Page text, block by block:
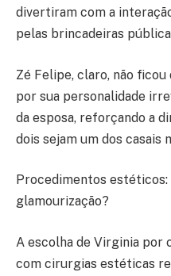
divertiram com a
pelas brincadeiras
Zé Felipe, claro, não ficou
por sua personalidade
da esposa, reforçando a
dois sejam um dos casais
Procedimentos estéticos:
glamourização?
A escolha de Virginia por
com cirurgias estéticas